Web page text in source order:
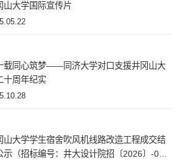
山大学国际宣传片
载同心筑梦——同济大学对口支援井冈山大
十周年纪实
山大学学生宿舍吹风机线路改造工程成交结
示（招标编号：井大设计院招〔2026〕-02